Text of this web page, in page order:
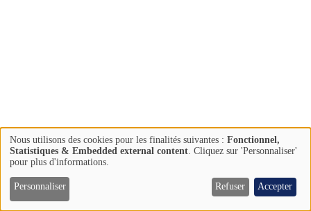
En savoir plus
LIFE PLATFORM
Utilisation
des
données
personnelles
Nous utilisons des cookies pour les finalités suivantes : Fonctionnel,
Statistiques & Embedded external content . Cliquez sur 'Personnaliser'
pour plus d'informations.
Personnaliser Refuser Accepter